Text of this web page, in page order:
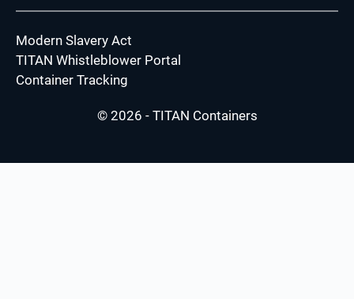
Modern Slavery Act
TITAN Whistleblower Portal
Container Tracking
© 2026 - TITAN Containers